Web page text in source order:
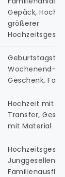
Gepäck,
größerer
Wochenend-
Geschenk,
Hochzeit mit
Transfer,
mit Material
Familienausflug